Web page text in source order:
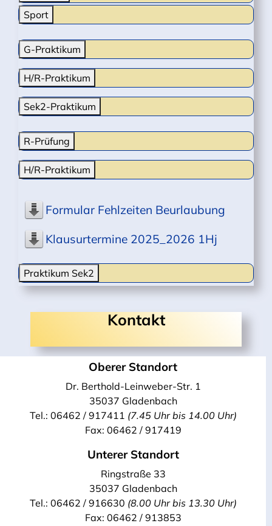
Sport
G-Praktikum
H/R-Praktikum
Sek2-Praktikum
R-Prüfung
H/R-Praktikum
Formular Fehlzeiten Beurlaubung
Klausurtermine 2025_2026 1Hj
Praktikum Sek2
Kontakt
Oberer Standort
Dr. Berthold-Leinweber-Str. 1
35037 Gladenbach
Tel.: 06462 / 917411 (7.45 Uhr bis 14.00 Uhr)
Fax: 06462 / 917419
Unterer Standort
Ringstraße 33
35037 Gladenbach
Tel.: 06462 / 916630 (8.00 Uhr bis 13.30 Uhr)
Fax: 06462 / 913853